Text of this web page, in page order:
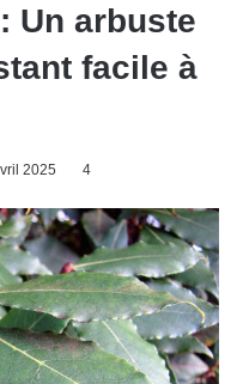
Un arbuste
facile à
2025 4